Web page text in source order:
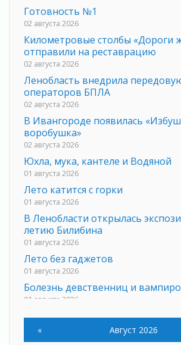
Готовность №1
02 августа 2026
Километровые столбы «Дороги
отправили на реставрацию
02 августа 2026
Ленобласть внедрила
операторов БПЛА
02 августа 2026
В Ивангороде появилась
воробушка»
02 августа 2026
Юхла, мука, кантеле и Водяной
01 августа 2026
Лето катится с горки
01 августа 2026
В Ленобласти открылась
летию Билибина
01 августа 2026
Лето без гаджетов
01 августа 2026
Болезнь девственниц и
01 августа 2026
Безмолвный крик о помощи
01 августа 2026
« Август 2026